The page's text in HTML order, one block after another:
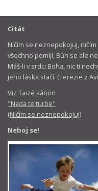
Citát
Ničím se neznepokojuj,
všechno pomíjí, Bůh se ale
Máš-li v srdci Boha, nic ti
jeho láska stačí. (Terezie z
Viz Taizé kánon
"Nada te turbe"
(Ničím se neznepokojuj)
Neboj se!